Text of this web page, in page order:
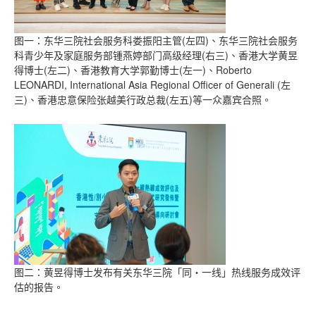
图一：东华三院社会服务科娄振阳主管(左四)、东华三院社会服务
科青少年及家庭服务部锺燕婷部门高级经理(右三)、香港大学黄昱
得博士(左二)、香港教育大学郭勤博士(左一)、Roberto
LEONARDI, International Asia Regional Officer of Generali (左
三)、香港忠意保险张越美行政总裁(左五)等一众嘉宾合照。
图二：黄昱得博士发布有关东华三院「同‧一线」热线服务成效评
估的报告。